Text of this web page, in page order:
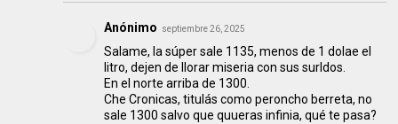
Anónimo septiembre 26, 2025
Salame, la súper sale 1135, menos de 1 dolae el
litro, dejen de llorar miseria con sus surldos.
En el norte arriba de 1300.
Che Cronicas, titulás como peroncho berreta, no
sale 1300 salvo que quueras infinia, qué te pasa?